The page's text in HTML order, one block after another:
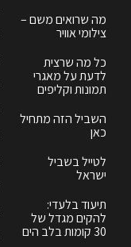
מה שרואים משם –
צילומי אוויר
כל מה שרצית
לדעת על מאגרי
תמונות וקליפים
השביל הזה מתחיל
כאן
לטייל בשביל
ישראל
תיעוד בלעדי:
להקים מגדל של
30 קומות בלב הים